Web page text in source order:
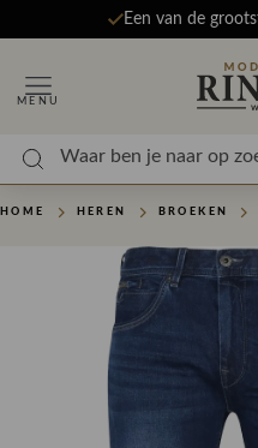
Een van de
MENU
HOME HEREN BROEKEN